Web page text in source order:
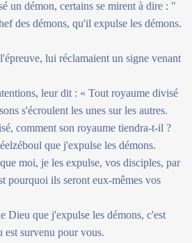
un démon, certains se mirent à dire : "
des démons, qu'il expulse les démons.
lui réclamaient un signe venant
leur dit : « Tout royaume divisé
s'écroulent les unes sur les autres.
comment son royaume tiendra-t-il ?
que j'expulse les démons.
moi, je les expulse, vos disciples, par
pourquoi ils seront eux-mêmes vos
Dieu que j'expulse les démons, c'est
est survenu pour vous.